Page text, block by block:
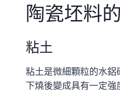
陶瓷坯料
粘土
粘土是微細顆粒的水
下燒後變成具有一定